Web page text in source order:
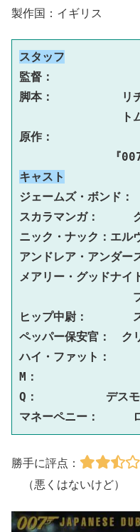
製作国：イギリス
スタッフ
監督：　　　　　　　
脚本：　　　　　　リ
トム・マン
原作：　　　　　　　
『007黄金の
キャスト
ジェームズ・ボンド
スカラマンガ：　　　
ニック・ナック：エル
アンドレア・アンダー
メアリー・グッドナイ
ヒップ中尉：　　　　
ペッパー保安官：　ク
ハイ・ファット：　　
M：　　　　　　　　
Q：　　　　　　デス
マネーペニー：　　　
勝手に評点：
（悪くはないけど）